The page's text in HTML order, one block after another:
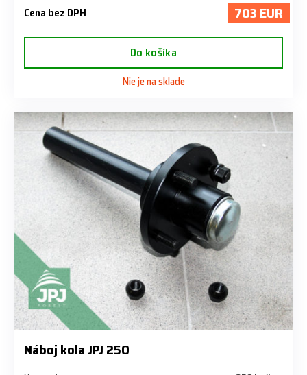
Cena bez DPH 703 EUR
Do košíka
Nie je na sklade
Náboj kola JPJ 250